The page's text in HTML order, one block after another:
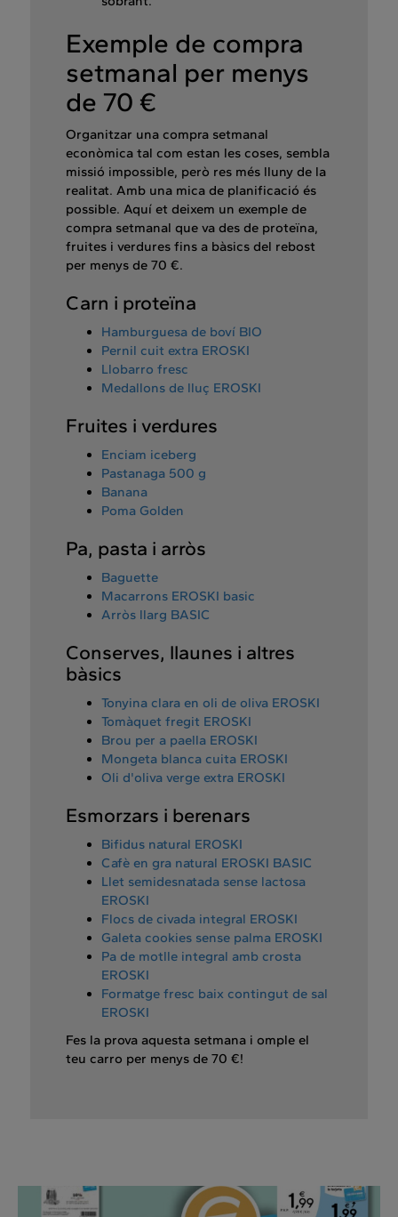
Exemple de compra
setmanal per menys
de 70 €
Organitzar una compra setmanal
econòmica tal com estan les coses, sembla
missió impossible, però res més lluny de la
realitat. Amb una mica de planificació és
possible. Aquí et deixem un exemple de
compra setmanal que va des de proteïna,
fruites i verdures fins a bàsics del rebost
per menys de 70 €.
Carn i proteïna
Hamburguesa de boví BIO
Pernil cuit extra EROSKI
Llobarro fresc
Medallons de lluç EROSKI
Fruites i verdures
Enciam iceberg
Pastanaga 500 g
Banana
Poma Golden
Pa, pasta i arròs
Baguette
Macarrons EROSKI basic
Arròs llarg BASIC
Conserves, llaunes i altres
bàsics
Tonyina clara en oli de oliva EROSKI
Tomàquet fregit EROSKI
Brou per a paella EROSKI
Mongeta blanca cuita EROSKI
Oli d'oliva verge extra EROSKI
Esmorzars i berenars
Bifidus natural EROSKI
Cafè en gra natural EROSKI BASIC
Llet semidesnatada sense lactosa
EROSKI
Flocs de civada integral EROSKI
Galeta cookies sense palma EROSKI
Pa de motlle integral amb crosta
EROSKI
Formatge fresc baix contingut de sal
EROSKI
Fes la prova aquesta setmana i omple el
teu carro per menys de 70 €!